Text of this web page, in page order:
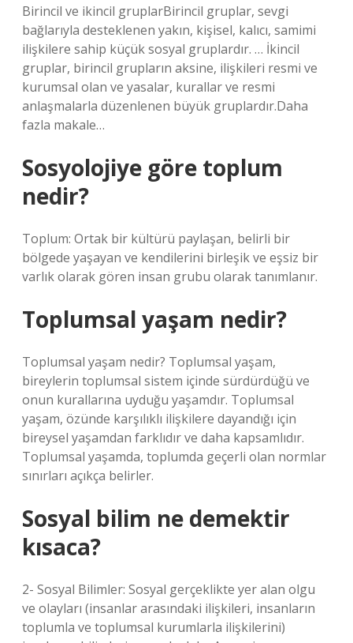
Birincil ve ikincil gruplarBirincil gruplar, sevgi
bağlarıyla desteklenen yakın, kişisel, kalıcı, samimi
ilişkilere sahip küçük sosyal gruplardır. … İkincil
gruplar, birincil grupların aksine, ilişkileri resmi ve
kurumsal olan ve yasalar, kurallar ve resmi
anlaşmalarla düzenlenen büyük gruplardır.Daha
fazla makale…
Sosyolojiye göre toplum
nedir?
Toplum: Ortak bir kültürü paylaşan, belirli bir
bölgede yaşayan ve kendilerini birleşik ve eşsiz bir
varlık olarak gören insan grubu olarak tanımlanır.
Toplumsal yaşam nedir?
Toplumsal yaşam nedir? Toplumsal yaşam,
bireylerin toplumsal sistem içinde sürdürdüğü ve
onun kurallarına uyduğu yaşamdır. Toplumsal
yaşam, özünde karşılıklı ilişkilere dayandığı için
bireysel yaşamdan farklıdır ve daha kapsamlıdır.
Toplumsal yaşamda, toplumda geçerli olan normlar
sınırları açıkça belirler.
Sosyal bilim ne demektir
kısaca?
2- Sosyal Bilimler: Sosyal gerçeklikte yer alan olgu
ve olayları (insanlar arasındaki ilişkileri, insanların
toplumla ve toplumsal kurumlarla ilişkilerini)